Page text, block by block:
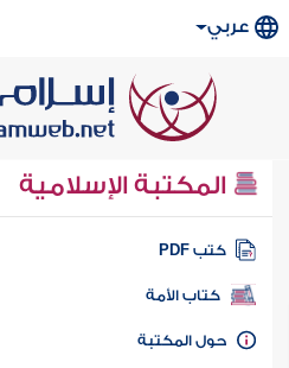
عربي
المكتبة الإسلامية
كتب PDF
كتاب الأمة